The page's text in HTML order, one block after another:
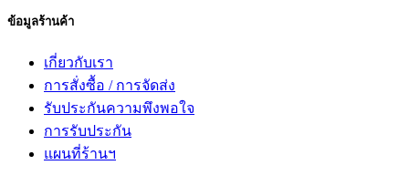
ข้อมูลร้านค้า
เกี่ยวกับเรา
การสั่งซื้อ / การจัดส่ง
รับประกันความพึงพอใจ
การรับประกัน
แผนที่ร้านฯ